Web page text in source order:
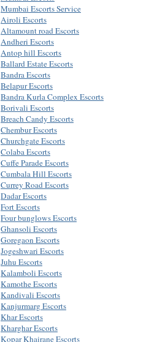
Mumbai Escorts Service
Airoli Escorts
Altamount road Escorts
Andheri Escorts
Antop hill Escorts
Ballard Estate Escorts
Bandra Escorts
Belapur Escorts
Bandra Kurla Complex Escorts
Borivali Escorts
Breach Candy Escorts
Chembur Escorts
Churchgate Escorts
Colaba Escorts
Cuffe Parade Escorts
Cumbala Hill Escorts
Currey Road Escorts
Dadar Escorts
Fort Escorts
Four bunglows Escorts
Ghansoli Escorts
Goregaon Escorts
Jogeshwari Escorts
Juhu Escorts
Kalamboli Escorts
Kamothe Escorts
Kandivali Escorts
Kanjurmarg Escorts
Khar Escorts
Kharghar Escorts
Kopar Khairane Escorts